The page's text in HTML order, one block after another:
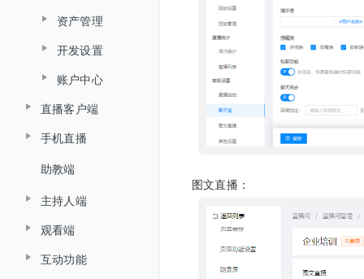
营销互动
防录屏设置
自定义表情
直播统计
回放统计
资产管理
打赏收益
红包账户
提现账户设置
开发设置
API接口设置
回调设置
账户中心
消息中心
用量统计
直播客户端
直播客户端概述
文档模式
大屏模式
直播客户端 V6.0
手机直播
手机直播概述
iOS推流app
安卓推流app
微信直播
助教端
主持人端
主持人端概述
主持人客户端
观看端
观看PC页面
互动功能
图文直播：